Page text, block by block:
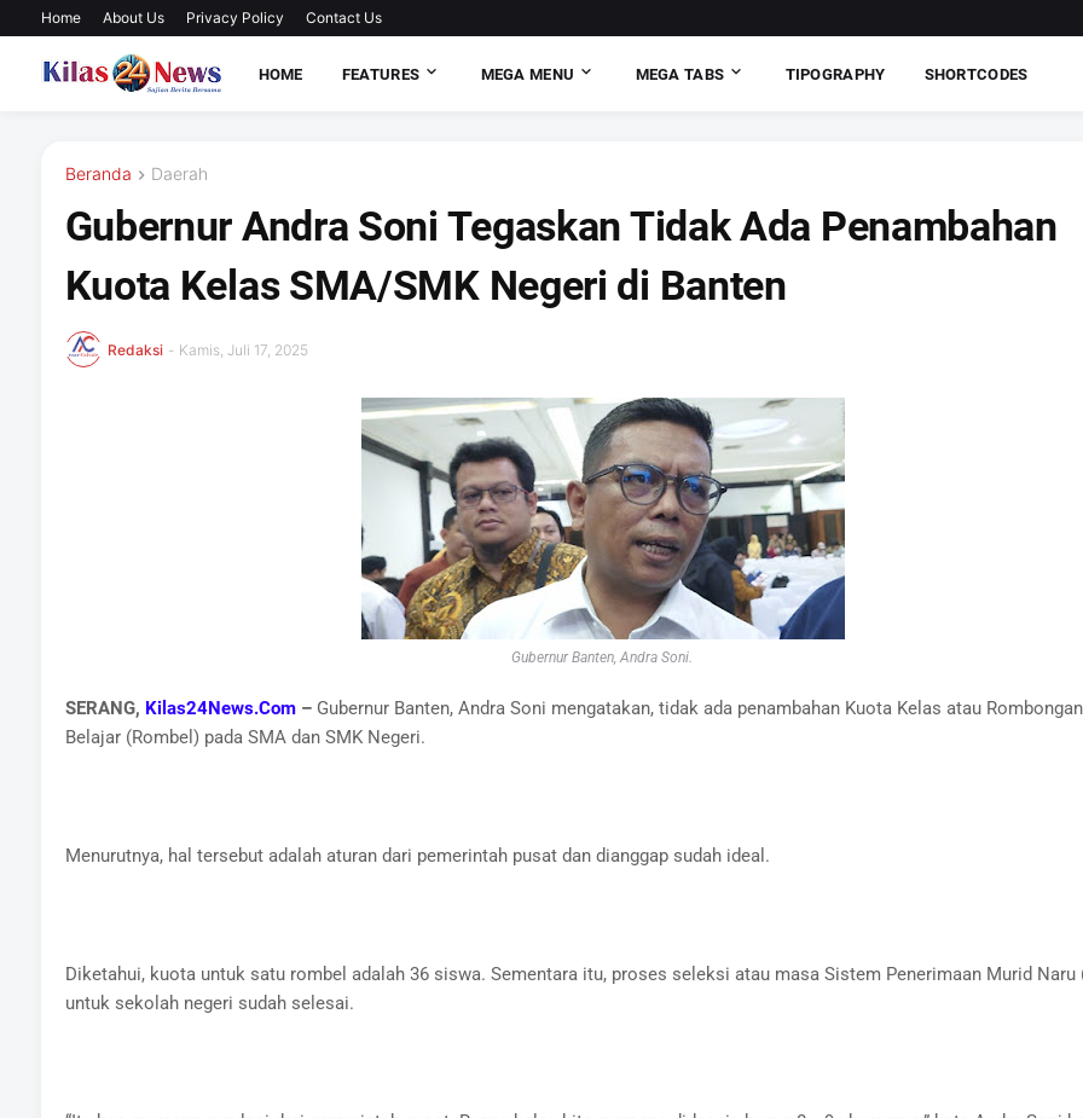
Home About Us Privacy Policy Contact Us
HOME FEATURES MEGA MENU MEGA TABS TIPOGRAPHY SHORTCODES
Beranda Daerah
Gubernur Andra Soni Tegaskan Tidak Ada Penambahan
Kuota Kelas SMA/SMK Negeri di Banten
Redaksi - Kamis, Juli 17, 2025
Gubernur Banten, Andra Soni.
SERANG, Kilas24News.Com–Gubernur Banten, Andra Soni mengatakan, tidak ada penambahan Kuota Kelas atau Rombongan
Belajar (Rombel) pada SMA dan SMK Negeri.
Menurutnya, hal tersebut adalah aturan dari pemerintah pusat dan dianggap sudah ideal.
Diketahui, kuota untuk satu rombel adalah 36 siswa. Sementara itu, proses seleksi atau masa Sistem Penerimaan Murid Naru
untuk sekolah negeri sudah selesai.